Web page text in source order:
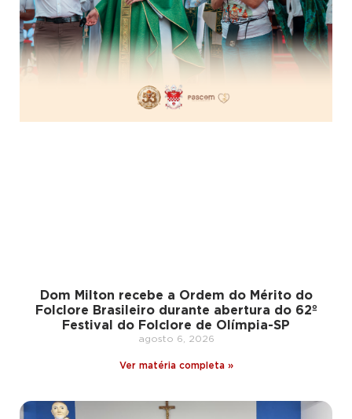
Dom Milton recebe a Ordem do Mérito do
Folclore Brasileiro durante abertura do 62º
Festival do Folclore de Olímpia-SP
agosto 6, 2026
Ver matéria completa »